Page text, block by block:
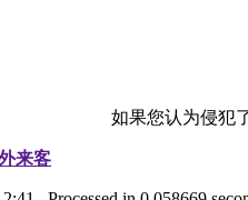
如果您认为侵犯
来客